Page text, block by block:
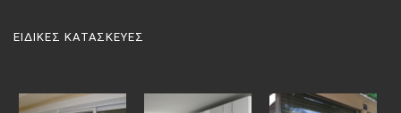
ΕΙΔΙΚΕΣ ΚΑΤΑΣΚΕΥΕΣ